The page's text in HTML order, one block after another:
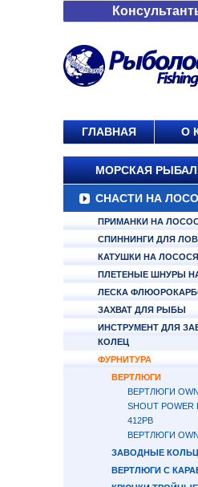
ГЛАВНАЯ О
МОРСКАЯ
СНАСТИ НА
ПРИМАНКИ НА
СПИННИНГИ ДЛЯ
КАТУШКИ НА ЛОСОСЯ
ПЛЕТЕНЫЕ ШНУРЫ
ЛЕСКА
ЗАХВАТ ДЛЯ РЫБЫ
ИНСТРУМЕНТ ДЛЯ
КОЛЕЦ
ФУРНИТУРА
ВЕРТЛЮГИ
ВЕРТЛЮГИ
SHOUT POWER
412PB
ВЕРТЛЮГИ
ЗАВОДНЫЕ
ВЕРТЛЮГИ С